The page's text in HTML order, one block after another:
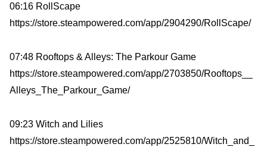
06:16 RollScape
https://store.steampowered.com/app/2904290/RollScape/
07:48 Rooftops & Alleys: The Parkour Game
https://store.steampowered.com/app/2703850/Rooftops__
Alleys_The_Parkour_Game/
09:23 Witch and Lilies
https://store.steampowered.com/app/2525810/Witch_and_